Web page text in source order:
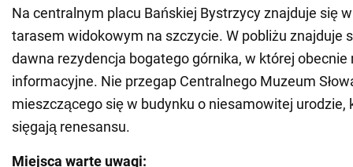
Na centralnym placu Bańskiej Bystrzycy znajduje się
tarasem widokowym na szczycie. W pobliżu znajduje
dawna rezydencja bogatego górnika, w której
informacyjne. Nie przegap Centralnego Muzeum
mieszczącego się w budynku o niesamowitej urodzie,
sięgają renesansu.
Miejsca warte uwagi: